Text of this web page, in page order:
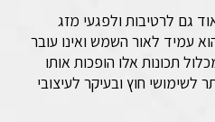
גם לרטיבות ולפגעי מזג
עמיד לאור השמש ואינו עובר
תכונות אלו הופכות אותו
לשימושי חוץ ובעיקר לעיצובי